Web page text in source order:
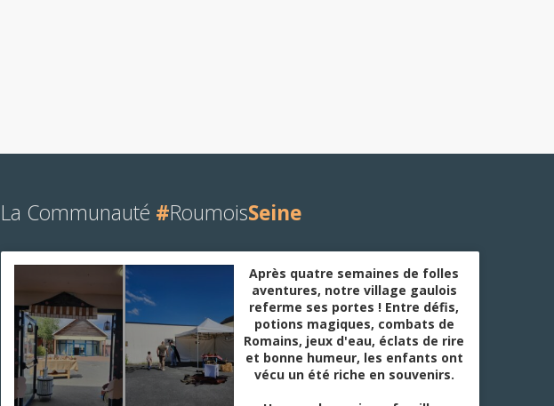
La Communauté #RoumoisSeine
Après quatre semaines de folles
aventures, notre village gaulois
referme ses portes ! Entre défis,
potions magiques, combats de
Romains, jeux d'eau, éclats de rire
et bonne humeur, les enfants ont
vécu un été riche en souvenirs.